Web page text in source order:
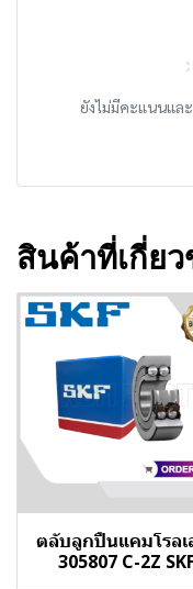
ยังไม่มีคะแนนแล
สินค้าที่เกี่ย
ตลับลูกปืนแคมโรลเ
305807 C-2Z